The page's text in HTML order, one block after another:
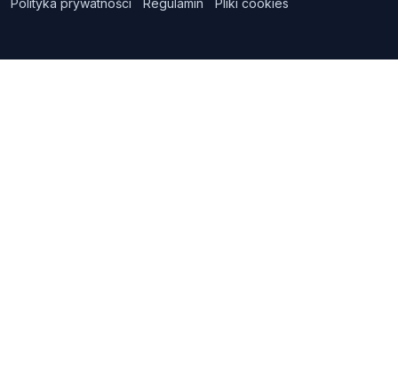
Polityka prywatności Regulamin Pliki cookies